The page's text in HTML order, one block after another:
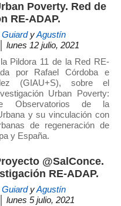
Poverty. Red de
RE-ADAP.
yAgustín
│ lunes 12 julio, 2021
Pildora 11 de la Red RE-
por Rafael Córdoba e
(GIAU+S), sobre el
Urban Poverty:
Observatorios de la
y su vinculación con
de regeneración de
y España.
@SalConce.
RE-ADAP.
yAgustín
│ lunes 5 julio, 2021